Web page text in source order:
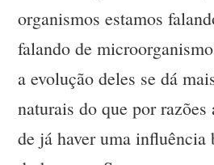
organismos estamos
falando de
a evolução deles se dá
naturais do que por razões
de já haver uma influência